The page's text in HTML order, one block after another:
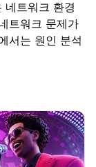
네트워크 환경
트워크 문제가
서는 원인 분석